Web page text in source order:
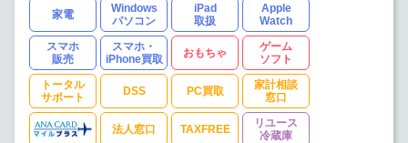
家電
Windows
パソコン
iPad
取扱
Apple
Watch
スマホ
販売
スマホ・
iPhone買取
おもちゃ
ゲーム
ソフト
トータル
サポート
DSS PC買取
家計相談
窓口
法人窓口 TAXFREE
リユース
冷蔵庫